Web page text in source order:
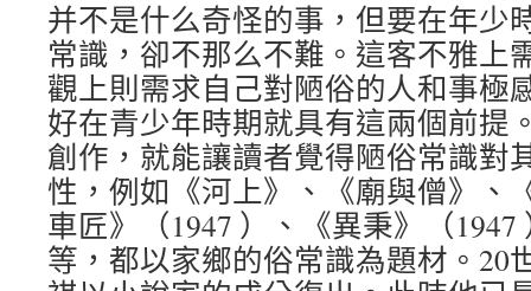
并不是什么奇怪的事，但要在年少
常識，卻不那么不難。這客不雅上
觀上則需求自己對陋俗的人和事極
好在青少年時期就具有這兩個前提
創作，就能讓讀者覺得陋俗常識對
性，例如《河上》、《廟與僧》、
車匠》（1947 ）、《異秉》（
等，都以家鄉的俗常識為題材。20